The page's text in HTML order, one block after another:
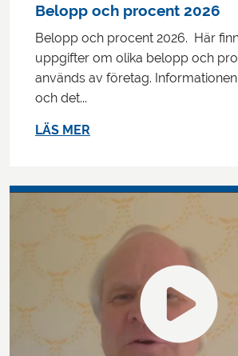
Belopp och procent 2026
Belopp och procent 2026. Här
uppgifter om olika belopp och
används av företag.
och det...
LÄS MER